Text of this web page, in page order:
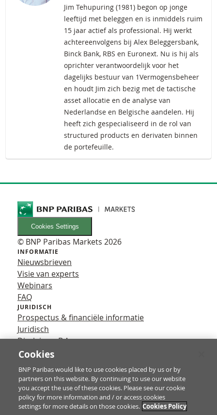
Jim Tehupuring (1981) begon op jonge
leeftijd met beleggen en is inmiddels ruim
15 jaar actief als professional. Hij werkt
achtereenvolgens bij Alex Beleggersbank,
Binck Bank, RBS en Euronext. Nu is hij als
oprichter verantwoordelijk voor het
dagelijks bestuur van 1Vermogensbeheer
en houdt Jim zich bezig met de tactische
asset allocatie en de analyse van
Nederlandse en Belgische aandelen. Hij
heeft zich gespecialiseerd in de rol van
structured products en derivaten binnen
de portefeuille.
Cookies Settings
© BNP Paribas Markets 2026
INFORMATIE
Nieuwsbrieven
Visie van experts
Webinars
FAQ
JURIDISCH
Prospectus & financiële informatie
Juridisch
Disclaimer B.A.
Privacy
YouTube
X
Contact
Cookies
BNP Paribas would like to use cookies placed by us or by
partners on this website. By continuing to use our website
you accept the use of these cookies. Please see our cookie
policy for more information and / or access cookies
settings for more details on those cookies. Cookies Policy